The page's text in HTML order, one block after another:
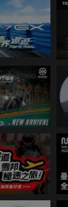
這次軒逸的
變化參考。